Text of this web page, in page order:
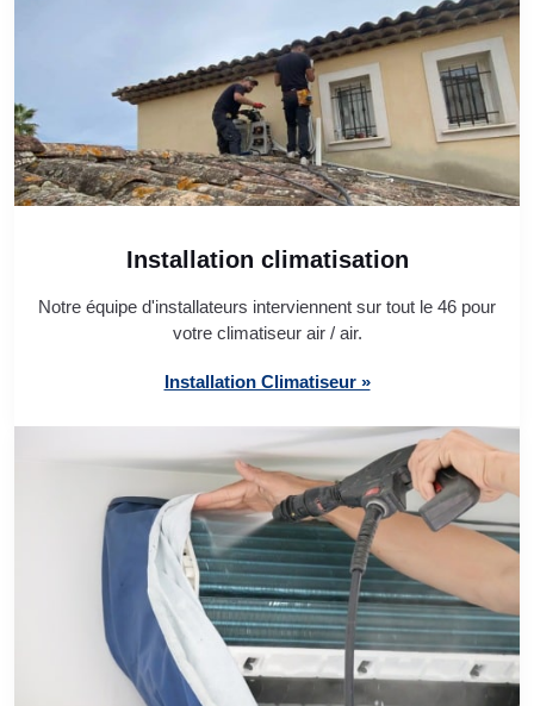
Installation climatisation
Notre équipe d'installateurs interviennent sur tout le 46 pour
votre climatiseur air / air.
Installation Climatiseur »